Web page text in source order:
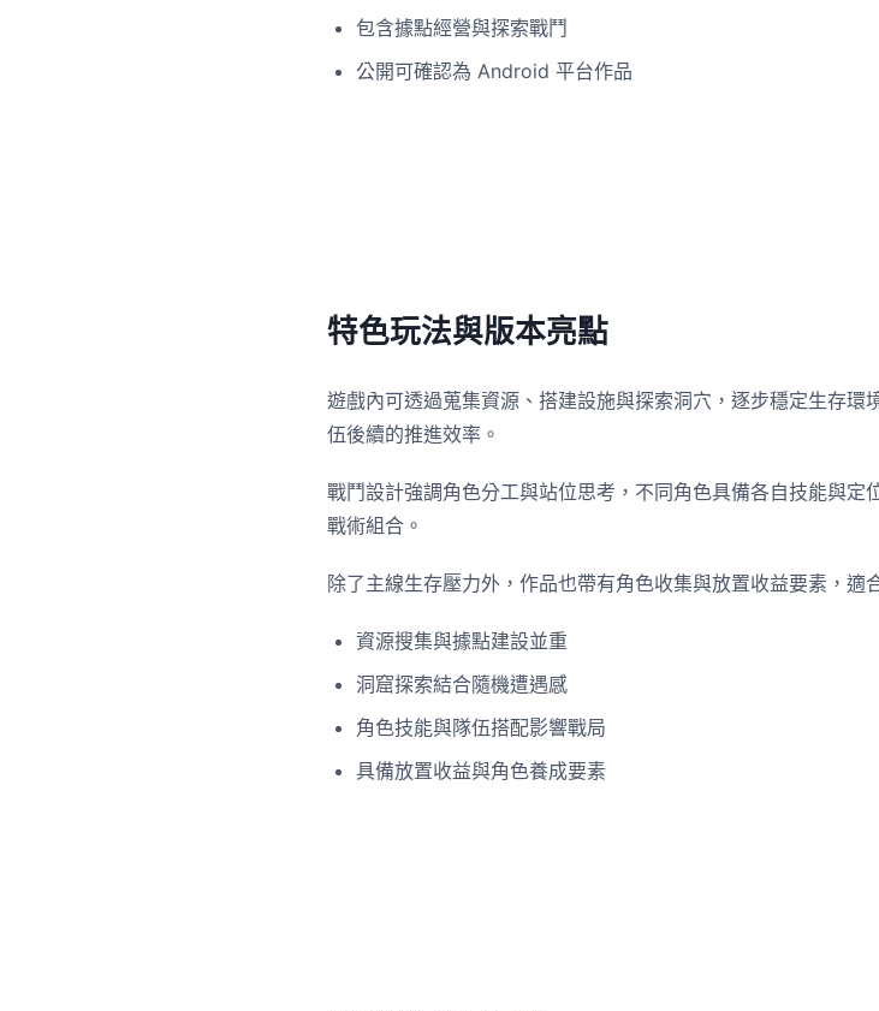
包含據點經營與探索戰鬥
公開可確認為 Android 平台作品
特色玩法與版本亮點
遊戲內可透過蒐集資源、搭建設施與探索洞穴，逐步穩定生存
伍後續的推進效率。
戰鬥設計強調角色分工與站位思考，不同角色具備各自技能與
戰術組合。
除了主線生存壓力外，作品也帶有角色收集與放置收益要素，適
資源搜集與據點建設並重
洞窟探索結合隨機遭遇感
角色技能與隊伍搭配影響戰局
具備放置收益與角色養成要素